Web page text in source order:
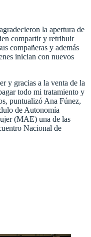
la apertura de
compartir y retribuir
compañeras y además
inician con nuevos
y gracias a la venta de la
todo mi tratamiento y
puntualizó Ana Fúnez,
de Autonomía
(MAE) una de las
Nacional de